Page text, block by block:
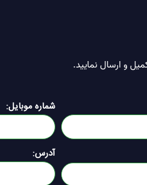
و ارسال نمایید.
شماره موبایل:
آدرس: